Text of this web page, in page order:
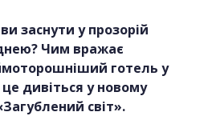
заснути у прозорій
Чим вражає
готель у
дивіться у новому
світ».